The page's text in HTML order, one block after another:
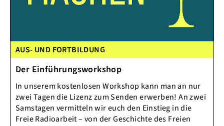
AUS- UND FORTBILDUNG
Der Einführungsworkshop
In unserem kostenlosen Workshop kann man an nur
zwei Tagen die Lizenz zum Senden erwerben! An zwei
Samstagen vermitteln wir euch den Einstieg in die
Freie Radioarbeit – von der Geschichte des Freien